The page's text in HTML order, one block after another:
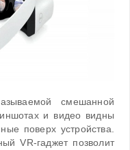
смешанной
и видео видны
поверх устройства.
VR-гаджет позволит